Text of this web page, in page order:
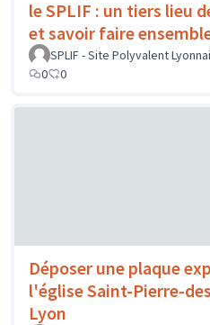
le SPLIF : un tiers lieu
et savoir faire
SPLIF - Site Polyvalent
0
0
Déposer une plaque
l'église Saint-Pierre-
Lyon